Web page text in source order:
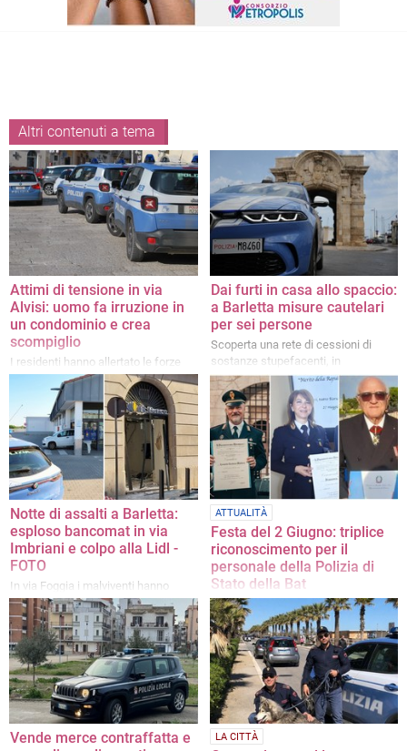
Altri contenuti a tema
Attimi di tensione in via
Alvisi: uomo fa irruzione in
un condominio e crea
scompiglio
I residenti hanno allertato le forze
dell'ordine
Dai furti in casa allo spaccio:
a Barletta misure cautelari
per sei persone
Scoperta una rete di cessioni di
sostanze stupefacenti, in
particolare cocaina, attiva nel
territorio barlettano
Notte di assalti a Barletta:
esploso bancomat in via
Imbriani e colpo alla Lidl -
FOTO
In via Foggia i malviventi hanno
usato un'auto come ariete
ATTUALITÀ
Festa del 2 Giugno: triplice
riconoscimento per il
personale della Polizia di
Stato della Bat
Alla dott.ssa Francesca Falco si
sono aggiunti l’Ispettore P.S.
Leonardo Desiderio Madera ed il
collega in quiescenza Nunzio Di
Giulio
Vende merce contraffatta e
LA CITTÀ